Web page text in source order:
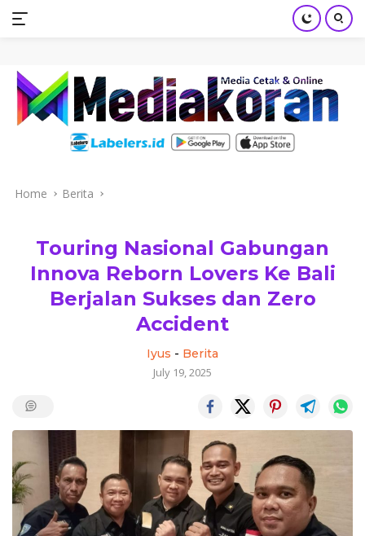
Skip
content
Home Berita
Touring Nasional Gabungan
Innova Reborn Lovers Ke Bali
Berjalan Sukses dan Zero
Accident
Iyus - Berita
July 19, 2025